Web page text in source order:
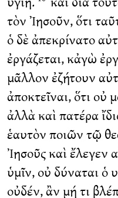
τὸν Ἰησοῦν, ὅτι
ὁ δὲ ἀπεκρίνατο
ἐργάζεται, κἀγὼ
μᾶλλον ἐζήτουν
ἀποκτεῖναι, ὅτι οὐ
ἀλλὰ καὶ πατέρα
ἑαυτὸν ποιῶν τῷ
Ἰησοῦς καὶ ἔλεγεν
ὑμῖν, οὐ δύναται ὁ
οὐδέν, ἂν μή τι